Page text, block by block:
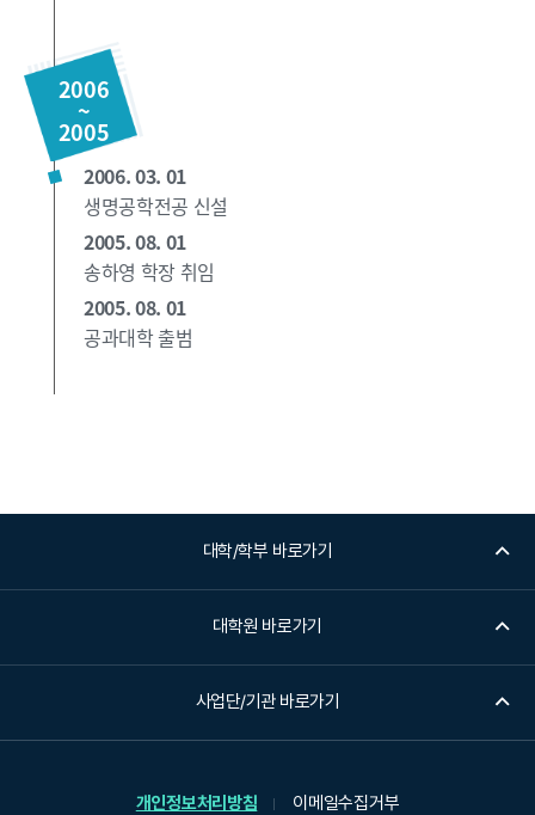
2006
~
2005
2006. 03. 01
생명공학전공 신설
2005. 08. 01
송하영 학장 취임
2005. 08. 01
공과대학 출범
대학/학부 바로가기
대학원 바로가기
사업단/기관 바로가기
개인정보처리방침 이메일수집거부